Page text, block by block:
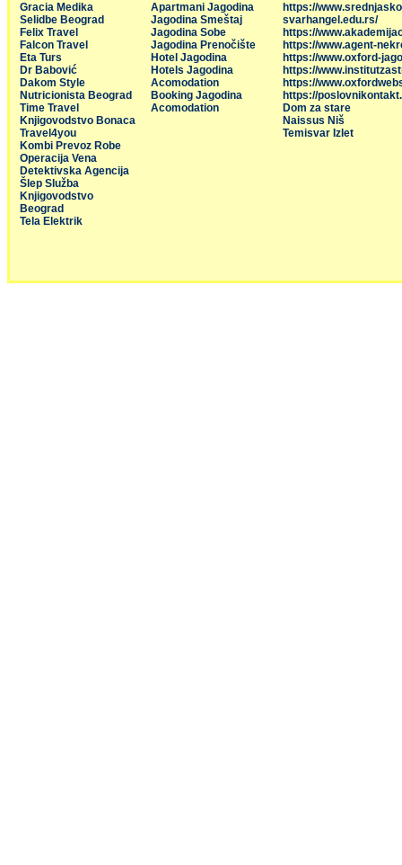
Gracia Medika
Selidbe Beograd
Felix Travel
Falcon Travel
Eta Turs
Dr Babović
Dakom Style
Nutricionista Beograd
Time Travel
Knjigovodstvo Bonaca
Travel4you
Kombi Prevoz Robe
Operacija Vena
Detektivska Agencija
Šlep Služba
Knjigovodstvo
Beograd
Tela Elektrik
Apartmani Jagodina
Jagodina Smeštaj
Jagodina Sobe
Jagodina Prenočište
Hotel Jagodina
Hotels Jagodina
Acomodation
Booking Jagodina
Acomodation
https://
svarhangel.edu.rs/
https://
https://www.agent-
https://www.oxford-
https://
https://
https://
Dom za stare
Naissus Niš
Temisvar Izlet